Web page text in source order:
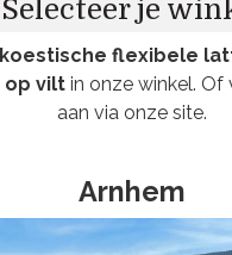
Selecteer je
flexibele
viltin onze winkel. Of
aan via onze site.
Arnhem